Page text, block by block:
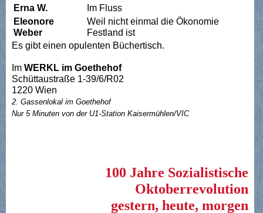
Erna W.
Im Fluss
Eleonore
Weber
Weil nicht einmal die Ökonomie
Festland ist
Es gibt einen opulenten Büchertisch.
Im WERKL im Goethehof
Schüttaustraße 1-39/6/R02
1220 Wien
2. Gassenlokal im Goethehof
Nur 5 Minuten von der U1-Station Kaisermühlen/VIC
100 Jahre Sozialistische
Oktoberrevolution
gestern, heute, morgen